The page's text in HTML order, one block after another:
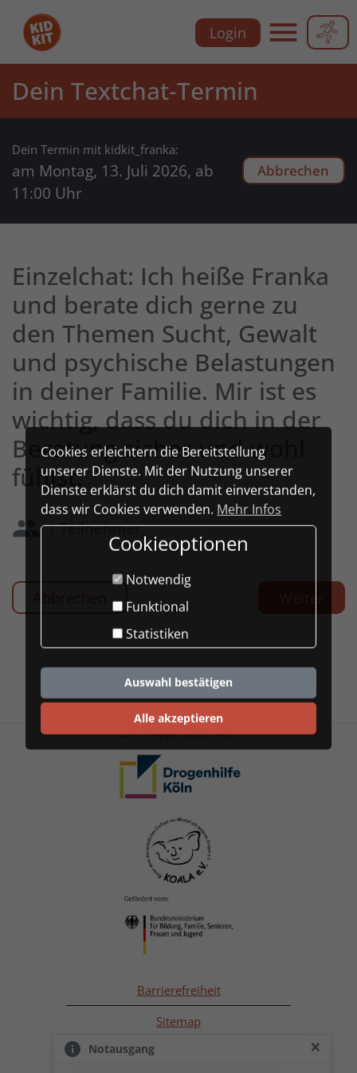
Cookies erleichtern die Bereitstellung
unserer Dienste. Mit der Nutzung unserer
Dienste erklärst du dich damit einverstanden,
dass wir Cookies verwenden. Mehr Infos
Cookieoptionen
Notwendig
Funktional
Statistiken
Auswahl bestätigen
Alle akzeptieren
der
Hauptnavigation
der
Webseite
dem
Inhalt
der
Webseite
der
Meta-
Navigation
der
Webseite
dem
Footer
der
Webseite
Login
Notausgang ×
Dein Textchat-Termin
Dein Termin mit kidkit_franka:
am Montag, 13. Juli 2026, ab
11:00 Uhr
Abbrechen
Einzelchat: Ich heiße Franka
und berate dich gerne zu
den Themen Sucht, Gewalt
und psychische Belastungen
in deiner Familie. Mir ist es
wichtig, dass du dich in der
Beratung sicher und wohl
fühlst.
group 1 Teilnehmer
Eine Kooperation von:
Barrierefreiheit
Sitemap
Impressum